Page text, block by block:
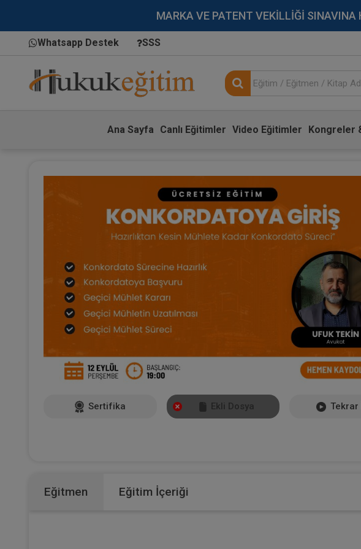
MARKA VE PATENT VEKİLLİĞİ
Whatsapp Destek SSS
Ana Sayfa Canlı Eğitimler Video Eğitimler Kongreler
Sertifika Ekli Dosya Tekrar
Eğitmen Eğitim İçeriği